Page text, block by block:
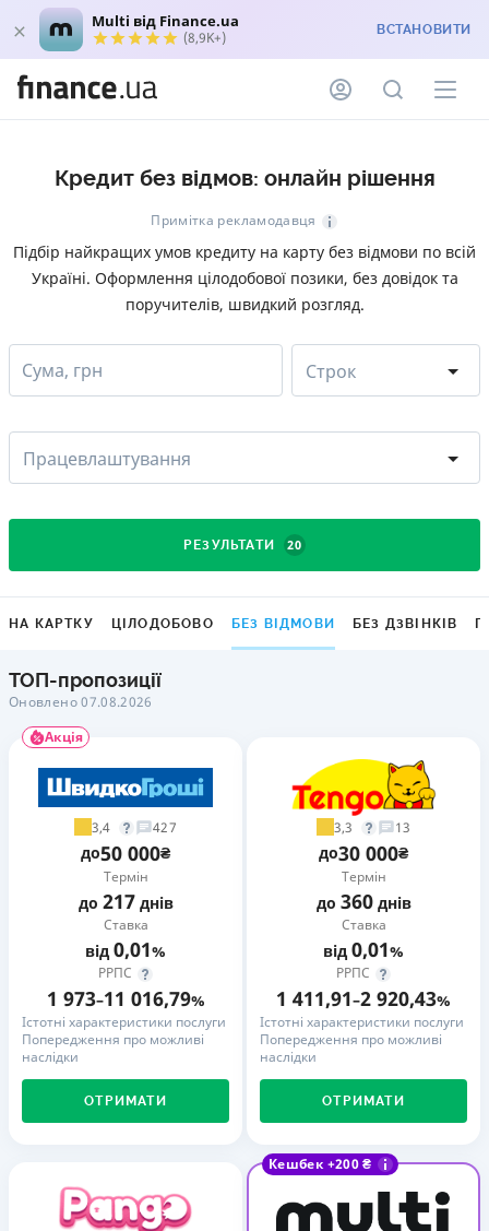
Multi від Finance.ua
(8,9K+) ВСТАНОВИТИ
Кредит без відмов: онлайн рішення
Примітка рекламодавця
Підбір найкращих умов кредиту на карту без відмови по всій
Україні. Оформлення цілодобової позики, без довідок та
поручителів, швидкий розгляд.
Сума, грн Строк
Працевлаштування
РЕЗУЛЬТАТИ 20
НА КАРТКУ ЦІЛОДОБОВО БЕЗ ВІДМОВИ БЕЗ ДЗВІНКІВ
ТОП-пропозиції
Оновлено 07.08.2026
Акція
3,4 427
до50 000₴
Термін
до 217днів
Ставка
від 0,01%
РРПС
1 973–11 016,79%
Істотні характеристики послуги
Попередження про можливі
наслідки
ОТРИМАТИ
3,3 13
до30 000₴
Термін
до 360днів
Ставка
від 0,01%
РРПС
1 411,91–2 920,43%
Істотні характеристики послуги
Попередження про можливі
наслідки
ОТРИМАТИ
Кешбек +200 ₴